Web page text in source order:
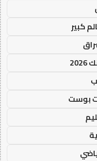
كبير
بوست